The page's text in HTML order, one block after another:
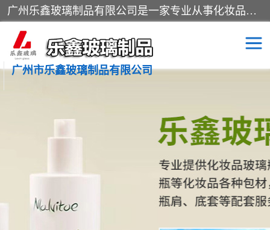
广州乐鑫玻璃制品有限公司是一家专业从事化妆品瓶子、化妆品玻璃瓶子、膏霜瓶、化妆品玻璃瓶等产品的集开发研制、生产、销售于一体的实业型玻璃制品生产企业。产品从设计、开模、试样、生产、蒙砂、抛光、喷涂、高低温单色及多色印刷，烫金（银）到交货实现一条龙服务。
广州市乐鑫玻璃制品有限公司
化妆品包装瓶 香水包装瓶
化妆品玻璃瓶
玻璃瓶